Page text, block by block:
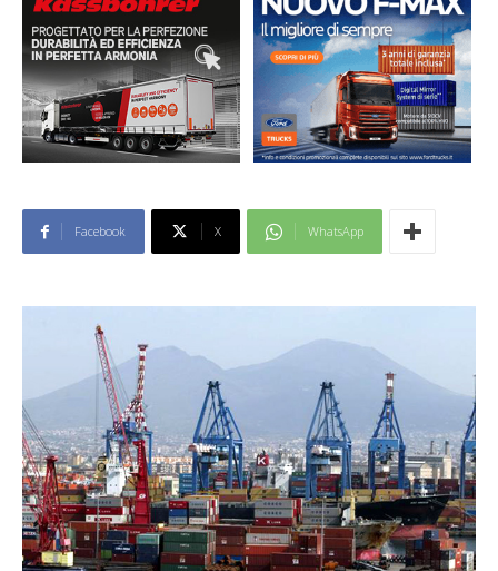
Facebook X WhatsApp